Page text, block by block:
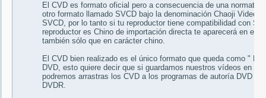
El CVD es formato oficial pero a consecuencia de una
otro formato llamado SVCD bajo la denominación Chaoji
SVCD, por lo tanto si tu reproductor tiene compatibilidad con
reproductor es Chino de importación directa te aparecerá en el
también sólo que en carácter chino.
El CVD bien realizado es el único formato que queda como "
DVD, esto quiere decir que si guardamos nuestros vídeos en
podremos arrastras los CVD a los programas de autoría DVD
DVDR.